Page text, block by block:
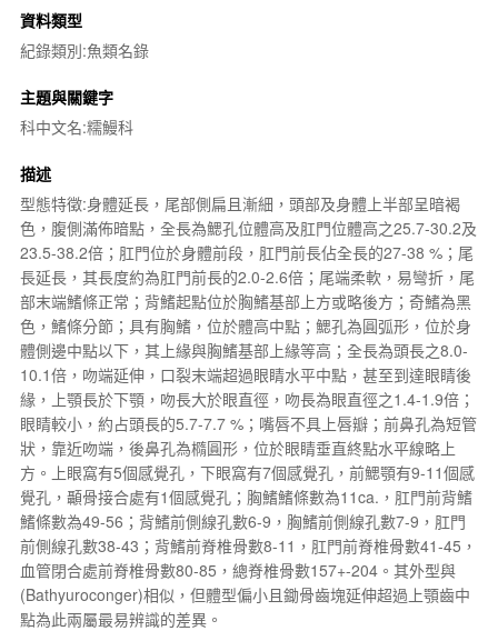
資料類型
紀錄類別:魚類名錄
主題與關鍵字
科中文名:糯鰻科
描述
型態特徵:身體延長，尾部側扁且漸細，頭部及身體上半部呈暗褐
色，腹側滿佈暗點，全長為鰓孔位體高及肛門位體高之25.7-30.2及
23.5-38.2倍；肛門位於身體前段，肛門前長佔全長的27-38 %；尾
長延長，其長度約為肛門前長的2.0-2.6倍；尾端柔軟，易彎折，尾
部末端鰭條正常；背鰭起點位於胸鰭基部上方或略後方；奇鰭為黑
色，鰭條分節；具有胸鰭，位於體高中點；鰓孔為圓弧形，位於身
體側邊中點以下，其上緣與胸鰭基部上緣等高；全長為頭長之8.0-
10.1倍，吻端延伸，口裂末端超過眼睛水平中點，甚至到達眼睛後
緣，上顎長於下顎，吻長大於眼直徑，吻長為眼直徑之1.4-1.9倍；
眼睛較小，約占頭長的5.7-7.7 %；嘴唇不具上唇瓣；前鼻孔為短管
狀，靠近吻端，後鼻孔為橢圓形，位於眼睛垂直終點水平線略上
方。上眼窩有5個感覺孔，下眼窩有7個感覺孔，前鰓顎有9-11個感
覺孔，顳骨接合處有1個感覺孔；胸鰭鰭條數為11ca.，肛門前背鰭
鰭條數為49-56；背鰭前側線孔數6-9，胸鰭前側線孔數7-9，肛門
前側線孔數38-43；背鰭前脊椎骨數8-11，肛門前脊椎骨數41-45，
血管閉合處前脊椎骨數80-85，總脊椎骨數157+-204。其外型與
(Bathyuroconger)相似，但體型偏小且鋤骨齒塊延伸超過上顎齒中
點為此兩屬最易辨識的差異。